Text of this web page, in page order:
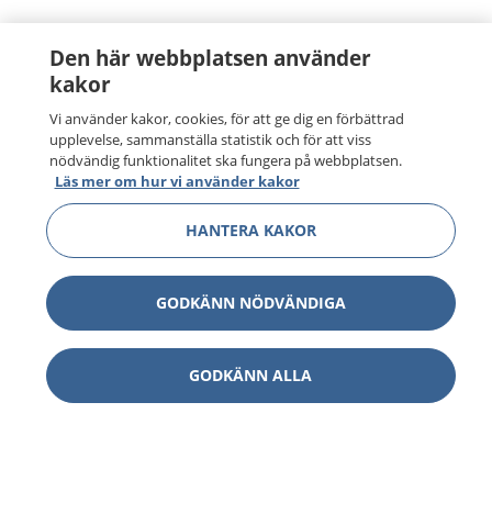
Den här webbplatsen använder
kakor
Vi använder kakor, cookies, för att ge dig en förbättrad
upplevelse, sammanställa statistik och för att viss
nödvändig funktionalitet ska fungera på webbplatsen.
Läs mer om hur vi använder kakor
HANTERA KAKOR
GODKÄNN NÖDVÄNDIGA
GODKÄNN ALLA